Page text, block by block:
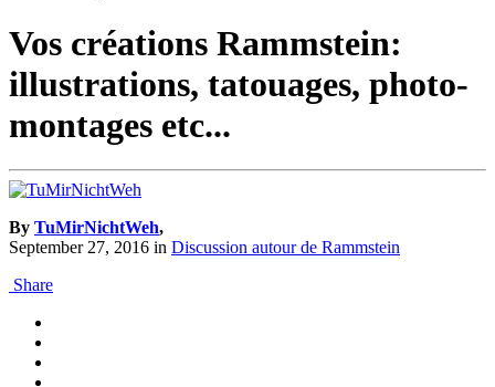
Vos créations Rammstein:
illustrations, tatouages, photo-
montages etc...
By TuMirNichtWeh,
September 27, 2016 in Discussion autour de Rammstein
Share